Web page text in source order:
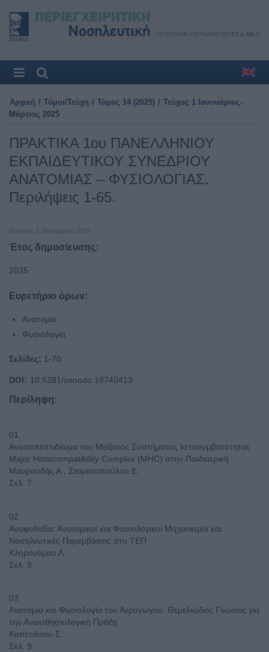
Αρχική / Τόμοι/Τεύχη / Τόμος 14 (2025) / Τεύχος 1 Ιανουάριος-
Μάρτιος 2025
ΠΡΑΚΤΙΚΑ 1ου ΠΑΝΕΛΛΗΝΙΟΥ
ΕΚΠΑΙΔΕΥΤΙΚΟΥ ΣΥΝΕΔΡΙΟΥ
ΑΝΑΤΟΜΙΑΣ – ΦΥΣΙΟΛΟΓΙΑΣ.
Περιλήψεις 1-65.
Δευτέρα, 1 Δεκεμβρίου 2025
Έτος δημοσίευσης:
2025
Ευρετήριο όρων:
Ανατομία
Φυσιολογία
Σελίδες: 1-70
DOI: 10.5281/zenodo.18740413
Περίληψη:
01
Ανοσοπεπτιδίωμα του Μείζονος Συστήματος Ιστοσυμβατότητας
Major Histocompatibility Complex (MHC) στην Παιδιατρική
Μαυρουδής Α., Σταματοπούλου Ε.
Σελ. 7
02
Αναφυλαξία: Ανατομικοί και Φυσιολογικοί Μηχανισμοί και
Νοσηλευτικές Παρεμβάσεις στο ΤΕΠ
Κληρονόμου Λ.
Σελ. 8
03
Ανατομία και Φυσιολογία του Αεραγωγού: Θεμελιώδεις Γνώσεις για
την Αναισθησιολογική Πράξη
Καπετάνιου Σ.
Σελ. 9